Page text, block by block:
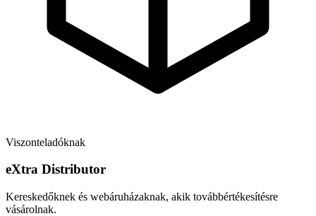
Viszonteladóknak
eXtra Distributor
Kereskedőknek és webáruházaknak, akik továbbértékesítésre
vásárolnak.